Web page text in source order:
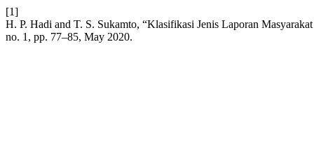
[1]
H. P. Hadi and T. S. Sukamto, “Klasifikasi Jenis Laporan
no. 1, pp. 77–85, May 2020.